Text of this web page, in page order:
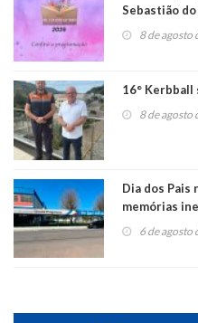
Sebastião do
8 de agosto
16°
8 de agosto
Dia dos Pais
memórias
6 de agosto